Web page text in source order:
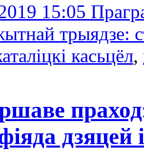
15:05
трыядзе:
касьцёл,